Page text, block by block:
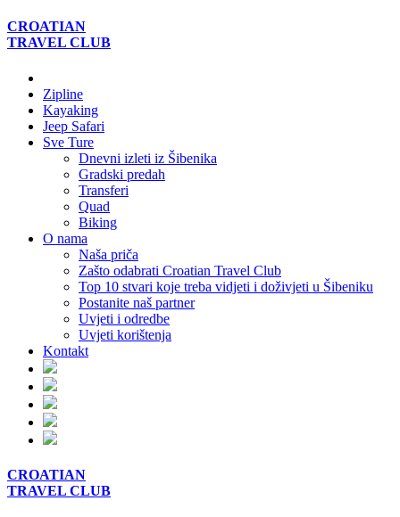
CROATIAN
TRAVEL CLUB
Zipline
Kayaking
Jeep Safari
Sve Ture
Dnevni izleti iz Šibenika
Gradski predah
Transferi
Quad
Biking
O nama
Naša priča
Zašto odabrati Croatian Travel Club
Top 10 stvari koje treba vidjeti i doživjeti u Šibeniku
Postanite naš partner
Uvjeti i odredbe
Uvjeti korištenja
Kontakt
CROATIAN
TRAVEL CLUB